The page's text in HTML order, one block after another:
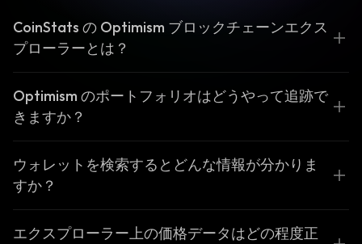
CoinStats の Optimism ブロックチェーンエクス
プローラーとは？
Optimism のポートフォリオはどうやって追跡で
きますか？
ウォレットを検索するとどんな情報が分かりま
すか？
エクスプローラー上の価格データはどの程度正